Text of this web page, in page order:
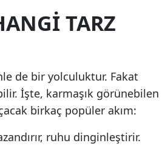
TARZ
de bir yolculuktur. Fakat
İşte, karmaşık görünebilen
birkaç popüler akım:
ruhu dinginleştirir.